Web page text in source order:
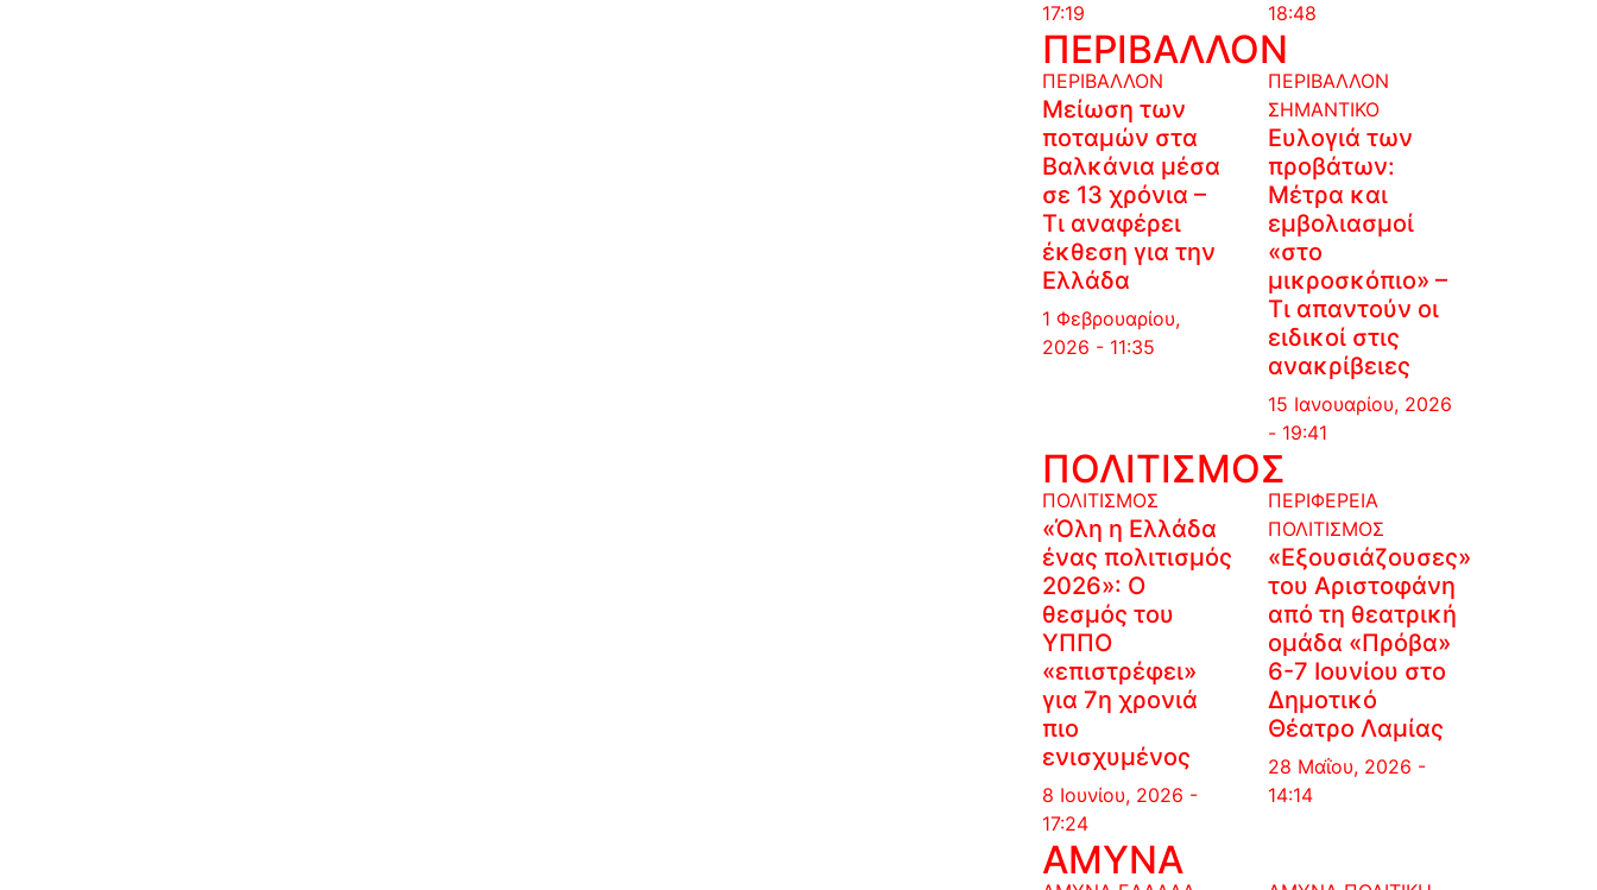
17:19
18:48
ΠΕΡΙΒΑΛΛΟΝ
ΠΕΡΙΒΑΛΛΟΝ
Μείωση των
ποταμών στα
Βαλκάνια μέσα
σε 13 χρόνια –
Τι αναφέρει
έκθεση για την
Ελλάδα
1 Φεβρουαρίου,
2026 - 11:35
ΠΕΡΙΒΑΛΛΟΝ
ΣΗΜΑΝΤΙΚΟ
Ευλογιά των
προβάτων:
Μέτρα και
εμβολιασμοί
«στο
μικροσκόπιο» –
Τι απαντούν οι
ειδικοί στις
ανακρίβειες
15 Ιανουαρίου, 2026
- 19:41
ΠΟΛΙΤΙΣΜΟΣ
ΠΟΛΙΤΙΣΜΟΣ
«Όλη η Ελλάδα
ένας πολιτισμός
2026»: Ο
θεσμός του
ΥΠΠΟ
«επιστρέφει»
για 7η χρονιά
πιο
ενισχυμένος
8 Ιουνίου, 2026 -
17:24
ΠΕΡΙΦΕΡΕΙΑ
ΠΟΛΙΤΙΣΜΟΣ
«Εξουσιάζουσες»
του Αριστοφάνη
από τη θεατρική
ομάδα «Πρόβα»
6-7 Ιουνίου στο
Δημοτικό
Θέατρο Λαμίας
28 Μαΐου, 2026 -
14:14
ΑΜΥΝΑ